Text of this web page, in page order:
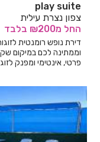
play suite
צפון נצרת עילית
החל מ₪200 בלבד
וממתינה לכם במיקום
פרטי, אינטימי ומפנק